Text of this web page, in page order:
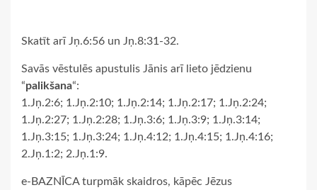
Skatīt arī Jņ.6:56 un Jņ.8:31-32.
Savās vēstulēs apustulis Jānis arī lieto jēdzienu
“palikšana“:
1.Jņ.2:6; 1.Jņ.2:10; 1.Jņ.2:14; 1.Jņ.2:17; 1.Jņ.2:24;
1.Jņ.2:27; 1.Jņ.2:28; 1.Jņ.3:6; 1.Jņ.3:9; 1.Jņ.3:14;
1.Jņ.3:15; 1.Jņ.3:24; 1.Jņ.4:12; 1.Jņ.4:15; 1.Jņ.4:16;
2.Jņ.1:2; 2.Jņ.1:9.
e-BAZNĪCA turpmāk skaidros, kāpēc Jēzus